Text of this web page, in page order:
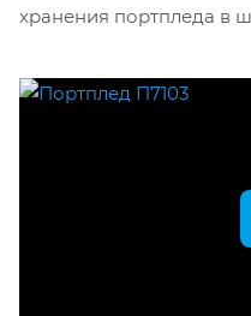
хранения портпледа в